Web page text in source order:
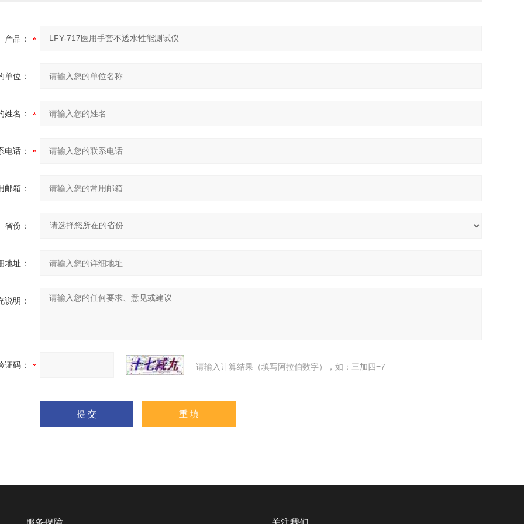
产品：
单位：
姓名：
电话：
邮箱：
省份：
地址：
说明：
证码： 请输入计算结果（填写阿拉伯数字），如：三加四=7